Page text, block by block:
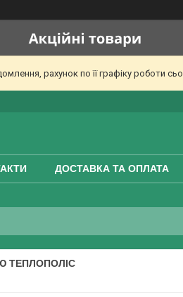
рахунок по її графіку роботи
ДОСТАВКА ТА ОПЛАТА
ТЕПЛОПОЛІС